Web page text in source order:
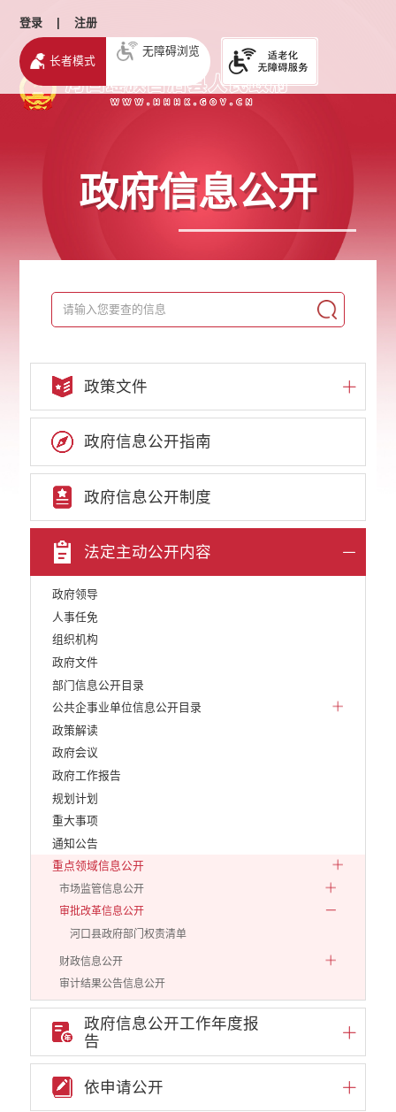
登录 | 注册
长者模式
无障碍浏览
政府信息公开
政策文件
政府信息公开指南
政府信息公开制度
法定主动公开内容
政府领导
人事任免
组织机构
政府文件
部门信息公开目录
公共企事业单位信息公开目录
政策解读
政府会议
政府工作报告
规划计划
重大事项
通知公告
重点领域信息公开
市场监管信息公开
审批改革信息公开
河口县政府部门权责清单
财政信息公开
审计结果公告信息公开
住房保障信息公开
云南省公共资源交易中心
环境保护信息公开
价格和收费信息公开
减税降费信息公开
政府信息公开工作年度报
告
依申请公开